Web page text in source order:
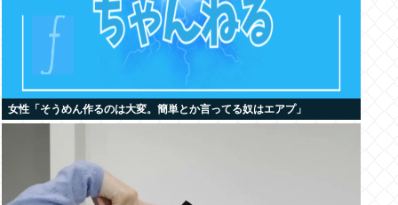
女性「そうめん作るのは大変。簡単とか言ってる奴はエアプ」